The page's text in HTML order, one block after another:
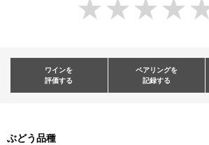
ワインを
評価する
ペアリングを
記録する
ぶどう品種